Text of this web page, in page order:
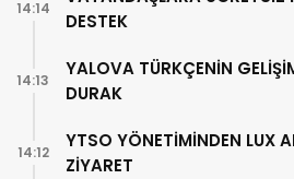
DESTEK
14:14
YALOVA TÜRKÇENİN
DURAK
14:13
YTSO YÖNETİMİNDEN LUX
ZİYARET
14:12